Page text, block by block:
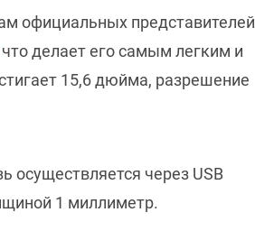
официальных представителей
что делает его самым легким и
15,6 дюйма, разрешение
через USB
1 миллиметр.